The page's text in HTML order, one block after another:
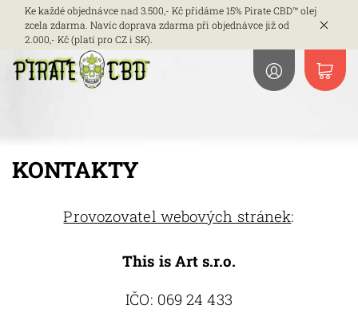
Ke každé objednávce nad 3.500,- Kč přidáme 15% Pirate CBD™ olej
zcela zdarma. Navíc doprava zdarma při objednávce již od
2.000,- Kč (platí pro CZ i SK).
KONTAKTY
Provozovatel webových stránek:
This is Art s.r.o.
IČO: 069 24 433